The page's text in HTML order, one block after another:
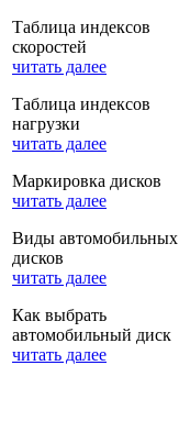
Таблица индексов
скоростей
читать далее
Таблица индексов
нагрузки
читать далее
Маркировка дисков
читать далее
Виды автомобильных
дисков
читать далее
Как выбрать
автомобильный диск
читать далее